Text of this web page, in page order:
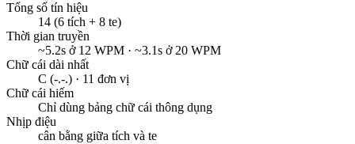
Tổng số tín hiệu
14 (6 tích + 8 te)
Thời gian truyền
~5.2s ở 12 WPM · ~3.1s ở 20 WPM
Chữ cái dài nhất
C (-.-.) · 11 đơn vị
Chữ cái hiếm
Chỉ dùng bảng chữ cái thông dụng
Nhịp điệu
cân bằng giữa tích và te